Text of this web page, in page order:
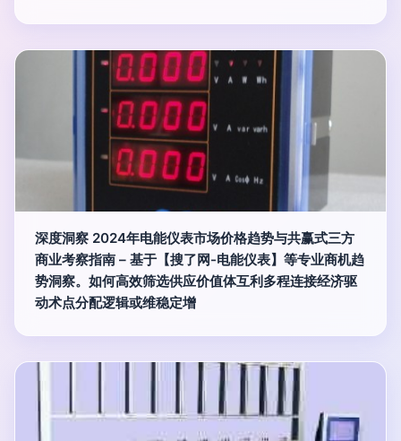
深度洞察 2024年电能仪表市场价格趋势与共赢式三方
商业考察指南 – 基于【搜了网-电能仪表】等专业商机趋
势洞察。如何高效筛选供应价值体互利多程连接经济驱
动术点分配逻辑或维稳定增